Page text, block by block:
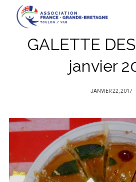
GALETTE
janvier
PUBLIÉ
JANVIER 22, 2017